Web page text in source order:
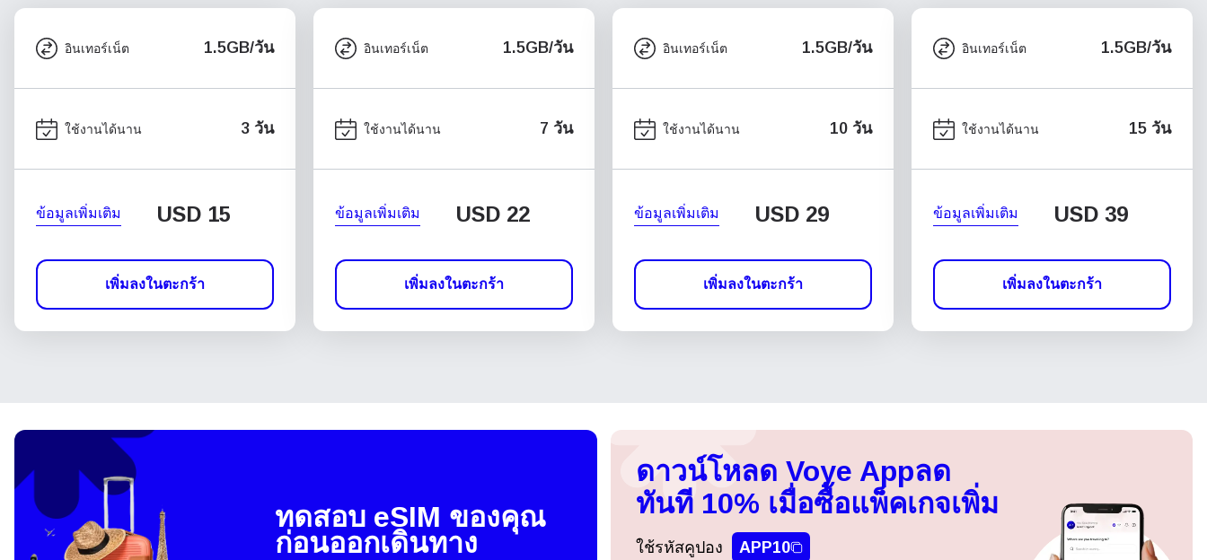
อินเทอร์เน็ต 1.5GB/วัน
ใช้งานได้นาน 3 วัน
ข้อมูลเพิ่มเติม USD 15
เพิ่มลงในตะกร้า
อินเทอร์เน็ต 1.5GB/วัน
ใช้งานได้นาน 7 วัน
ข้อมูลเพิ่มเติม USD 22
เพิ่มลงในตะกร้า
อินเทอร์เน็ต 1.5GB/วัน
ใช้งานได้นาน 10 วัน
ข้อมูลเพิ่มเติม USD 29
เพิ่มลงในตะกร้า
อินเทอร์เน็ต 1.5GB/วัน
ใช้งานได้นาน 15 วัน
ข้อมูลเพิ่มเติม USD 39
เพิ่มลงในตะกร้า
ทดสอบ eSIM ของคุณ
ก่อนออกเดินทาง
ดาวน์โหลด Voye Appลด
ทันที 10% เมื่อซื้อแพ็คเกจเพิ่ม
ใช้รหัสคูปอง
APP10